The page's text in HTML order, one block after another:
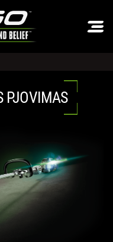
PJOVIMAS